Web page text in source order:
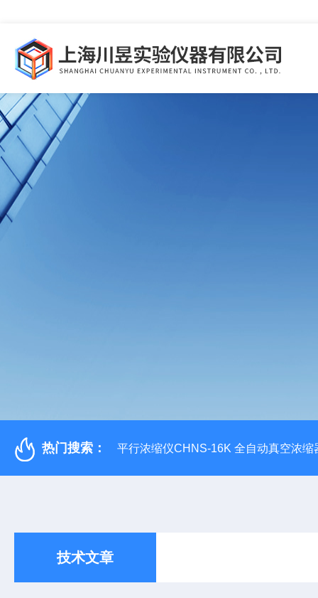
热门搜索： 平行浓缩仪CHNS-16K 全自动真空浓缩
技术文章